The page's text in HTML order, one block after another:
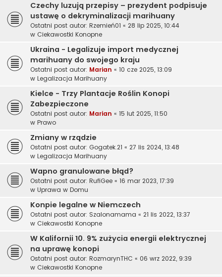
Czechy luzują przepisy – prezydent podpisuje
ustawę o dekryminalizacji marihuany
Ostatni post autor: Rzemień01 « 28 lip 2025, 10:44
w Ciekawostki Konopne
Ukraina - Legalizuje import medycznej
marihuany do swojego kraju
Ostatni post autor: Marian « 10 cze 2025, 13:09
w Legalizacja Marihuany
Kielce - Trzy Plantacje Roślin Konopi
Zabezpieczone
Ostatni post autor: Marian « 15 lut 2025, 11:50
w Prawo
Zmiany w rządzie
Ostatni post autor: Gogatek.21 « 27 lis 2024, 13:48
w Legalizacja Marihuany
Wapno granulowane błąd?
Ostatni post autor: RufiGee « 16 mar 2023, 17:39
w Uprawa w Domu
Konpie legalne w Niemczech
Ostatni post autor: Szalonamama « 21 lis 2022, 13:37
w Ciekawostki Konopne
W Kalifornii 10. 9% zużycia energii elektrycznej
na uprawę konopi
Ostatni post autor: RozmarynTHC « 06 wrz 2022, 9:39
w Ciekawostki Konopne